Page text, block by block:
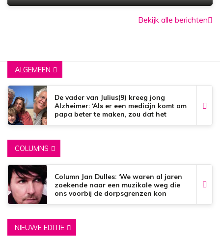
Bekijk alle berichten
ALGEMEEN
De vader van Julius(9) kreeg jong
Alzheimer: ‘Als er een medicijn komt om
papa beter te maken, zou dat het
COLUMNS
Column Jan Dulles: ‘We waren al jaren
zoekende naar een muzikale weg die
ons voorbij de dorpsgrenzen kon
NIEUWE EDITIE